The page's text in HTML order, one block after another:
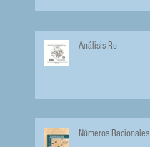
Análisis Ro
Números Racionales